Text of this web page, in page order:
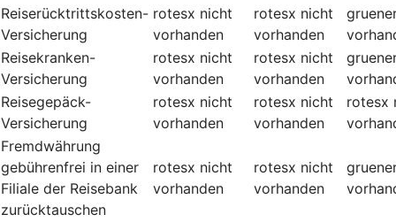
Reiserücktrittskosten-
Versicherung
rotesx nicht
vorhanden
rotesx nicht
vorhanden
Reisekranken-
Versicherung
rotesx nicht
vorhanden
rotesx nicht
vorhanden
Reisegepäck-
Versicherung
rotesx nicht
vorhanden
rotesx nicht
vorhanden
rotesx
Fremdwährung
gebührenfrei in einer
Filiale der Reisebank
zurücktauschen
rotesx nicht
vorhanden
rotesx nicht
vorhanden